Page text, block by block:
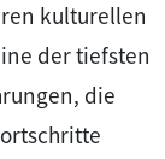
kulturellen
der tiefsten
die